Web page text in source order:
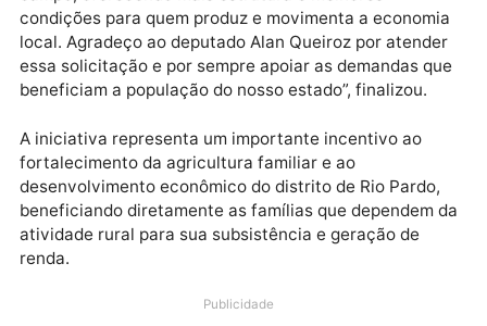
Segundo o vereador Dr. Júnior Queiroz, o recurso
grande relevância para os agricultores do distrito de
Rio Pardo. “Essa é uma conquista importante para os
equipamento vai auxiliar diretamente o trabalho no
campo, oferecendo mais estrutura e melhores
condições para quem produz e movimenta a
local. Agradeço ao deputado Alan Queiroz por
essa solicitação e por sempre apoiar as demandas